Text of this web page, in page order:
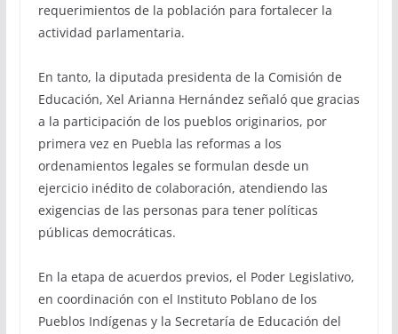
requerimientos de la población para fortalecer la
actividad parlamentaria.
En tanto, la diputada presidenta de la Comisión de
Educación, Xel Arianna Hernández señaló que gracias
a la participación de los pueblos originarios, por
primera vez en Puebla las reformas a los
ordenamientos legales se formulan desde un
ejercicio inédito de colaboración, atendiendo las
exigencias de las personas para tener políticas
públicas democráticas.
En la etapa de acuerdos previos, el Poder Legislativo,
en coordinación con el Instituto Poblano de los
Pueblos Indígenas y la Secretaría de Educación del